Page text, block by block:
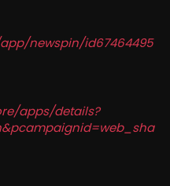
newspin/id67464495
apps/details?